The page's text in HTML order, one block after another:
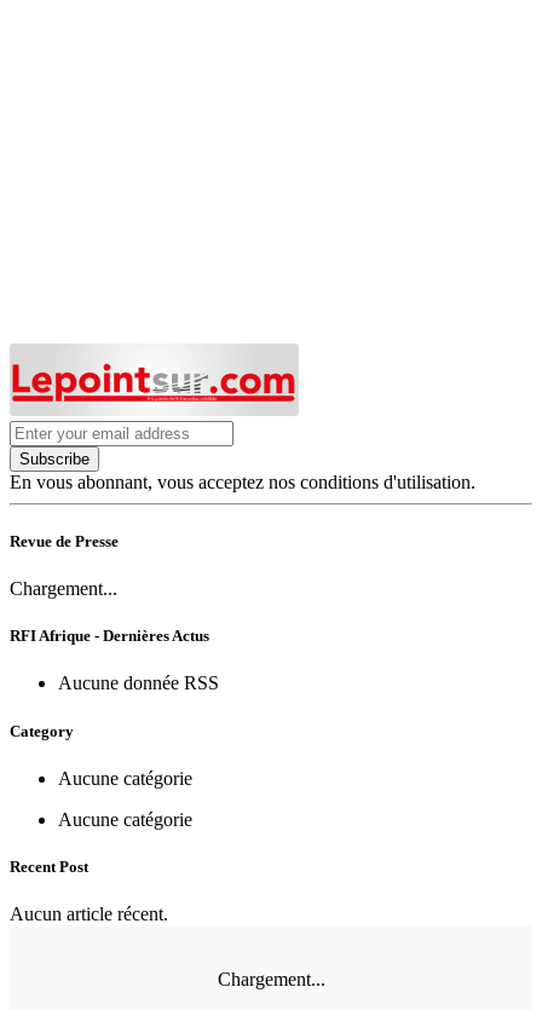
Subscribe
En vous abonnant, vous acceptez nos conditions d'utilisation.
Revue de Presse
Chargement...
RFI Afrique - Dernières Actus
Aucune donnée RSS
Category
Aucune catégorie
Aucune catégorie
Recent Post
Aucun article récent.
Chargement...